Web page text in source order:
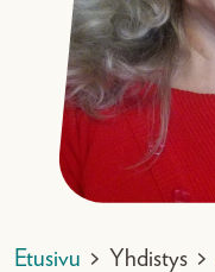
Etusivu > Yhdistys >